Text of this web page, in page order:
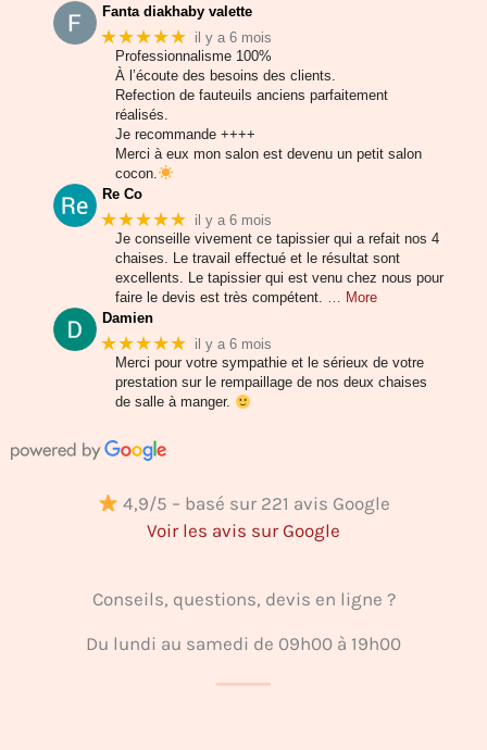
Fanta diakhaby valette
★★★★★ il y a 6 mois
Professionnalisme 100%
À l’écoute des besoins des clients.
Refection de fauteuils anciens parfaitement
réalisés.
Je recommande ++++
Merci à eux mon salon est devenu un petit salon
cocon.
Re Co
★★★★★ il y a 6 mois
Je conseille vivement ce tapissier qui a refait nos 4
chaises. Le travail effectué et le résultat sont
excellents. Le tapissier qui est venu chez nous pour
faire le devis est très compétent. … More
Damien
★★★★★ il y a 6 mois
Merci pour votre sympathie et le sérieux de votre
prestation sur le rempaillage de nos deux chaises
de salle à manger.
4,9/5 – basé sur 221 avis Google
Voir les avis sur Google
Conseils, questions, devis en ligne ?
Du lundi au samedi de 09h00 à 19h00